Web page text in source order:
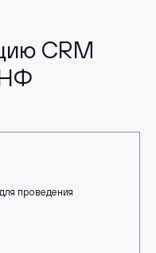
CRM
проведения